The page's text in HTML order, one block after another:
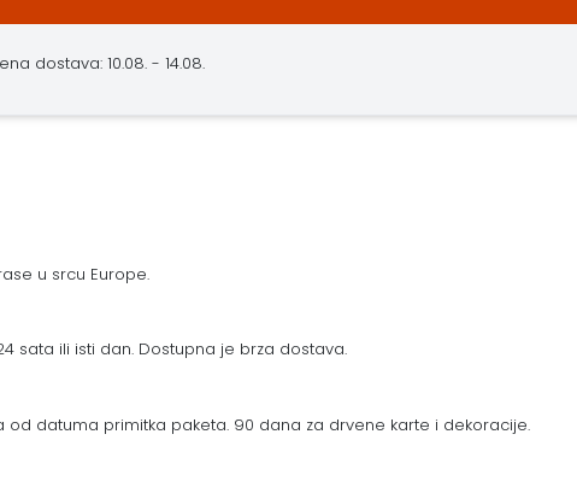
dostava: 10.08. - 14.08.
u srcu Europe.
sata ili isti dan. Dostupna je brza dostava.
datuma primitka paketa. 90 dana za drvene karte i dekoracije.